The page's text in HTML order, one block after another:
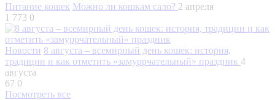
Питание кошек Можно ли кошкам сало? 2 апреля
1 773 0
Новости 8 августа – всемирный день кошек: история,
традиции и как отметить «замуррчательный» праздник 4
августа
67 0
Посмотреть все